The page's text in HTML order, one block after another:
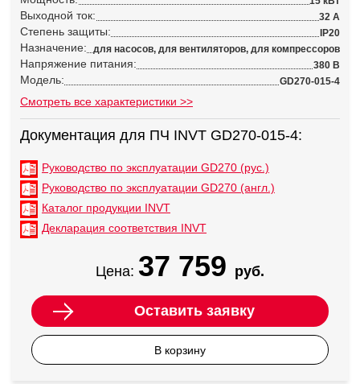
Выходной ток: 32 А
Степень защиты: IP20
Назначение: для насосов, для вентиляторов, для компрессоров
Напряжение питания: 380 В
Модель: GD270-015-4
Смотреть все характеристики >>
Документация для ПЧ INVT GD270-015-4:
Руководство по эксплуатации GD270 (рус.)
Руководство по эксплуатации GD270 (англ.)
Каталог продукции INVT
Декларация соответствия INVT
Цена: 37 759 руб.
Оставить заявку
В корзину